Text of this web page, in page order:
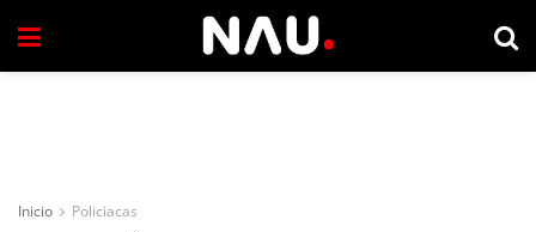
Inicio Policiacas